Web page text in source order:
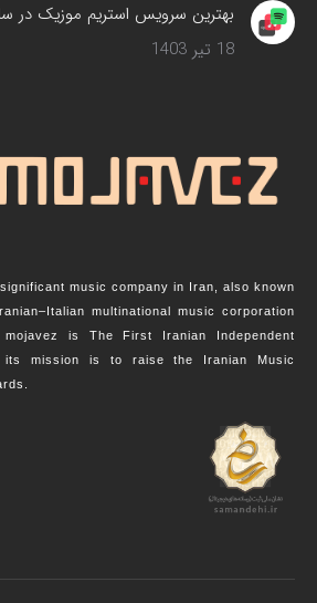
بهترین سرویس‌ استریم موزیک در سال
18 تیر 1403
music company in Iran, also known
multinational music corporation
is The First Iranian Independent
its mission is to raise the Iranian Music